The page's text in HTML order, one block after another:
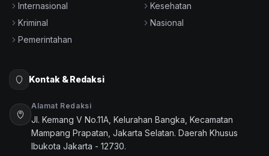
Internasional
Kesehatan
Kriminal
Nasional
Pemerintahan
Kontak & Redaksi
Alamat Redaksi
Jl. Kemang V No.11A, Kelurahan Bangka, Kecamatan
Mampang Prapatan, Jakarta Selatan. Daerah Khusus
Ibukota Jakarta - 12730.